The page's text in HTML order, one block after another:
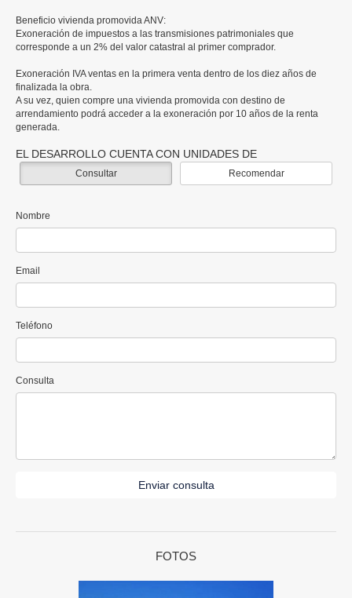
Beneficio vivienda promovida ANV:
Exoneración de impuestos a las transmisiones patrimoniales que
corresponde a un 2% del valor catastral al primer comprador.
Exoneración IVA ventas en la primera venta dentro de los diez años de
finalizada la obra.
A su vez, quien compre una vivienda promovida con destino de
arrendamiento podrá acceder a la exoneración por 10 años de la renta
generada.
EL DESARROLLO CUENTA CON UNIDADES DE
Consultar Recomendar
Nombre
Email
Teléfono
Consulta
Enviar consulta
FOTOS